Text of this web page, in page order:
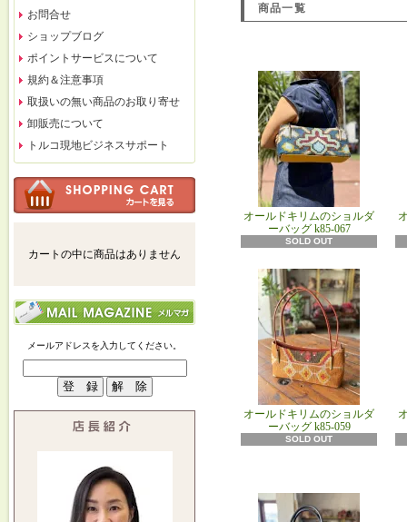
お問合せ
ショップブログ
ポイントサービスについて
規約＆注意事項
取扱いの無い商品のお取り寄せ
卸販売について
トルコ現地ビジネスサポート
カートの中に商品はありません
メールアドレスを入力してください。
商品一覧
オールドキリムのショルダ
ーバッグ k85‐067
SOLD OUT
オールドキリムのショルダ
ーバッグ k85‐059
SOLD OUT